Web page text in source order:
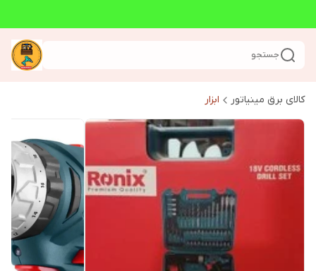
جستجو
کالای برق مینیاتور ابزار